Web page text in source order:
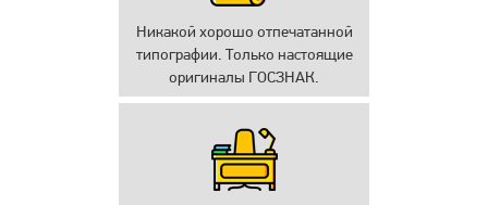
Никакой хорошо отпечатанной
типографии. Только настоящие
оригиналы ГОСЗНАК.